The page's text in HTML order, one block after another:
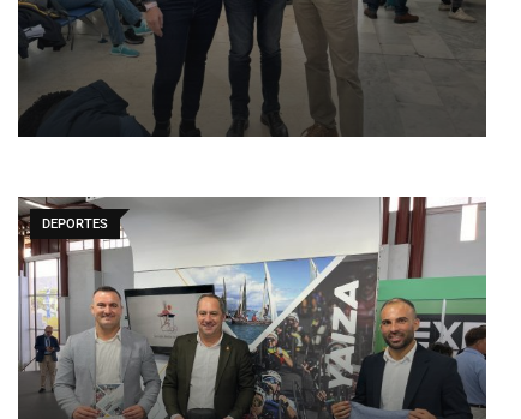
DEPORTES